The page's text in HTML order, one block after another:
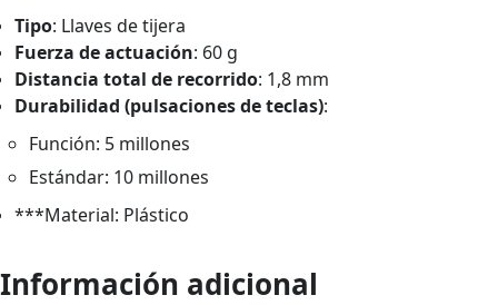
Tipo: Llaves de tijera
Fuerza de actuación: 60 g
Distancia total de recorrido: 1,8 mm
Durabilidad (pulsaciones de teclas):
Función: 5 millones
Estándar: 10 millones
***Material: Plástico
Información adicional